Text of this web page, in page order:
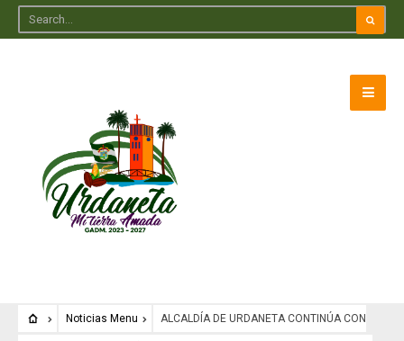
Noticias Menu ALCALDÍA DE URDANETA CONTINÚA CON